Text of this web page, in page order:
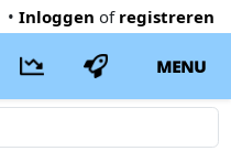
• Inloggen of registreren
MENU